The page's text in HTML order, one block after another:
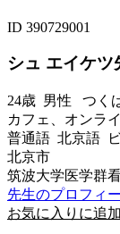
ID 390729001
シュ エイケツ
24歳 男性 つく
カフェ、オンラ
普通語 北京語
北京市
筑波大学医学群
先生のプロフィ
お気に入りに追加